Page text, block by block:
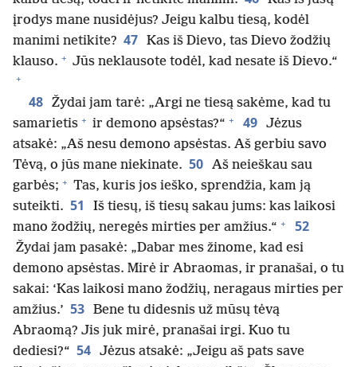
įrodys mane nusidėjus? Jeigu kalbu tiesą, kodėl
manimi netikite? 47 Kas iš Dievo, tas Dievo žodžių
klauso. + Jūs neklausote todėl, kad nesate iš Dievo.“
+
48 Žydai jam tarė: „Argi ne tiesą sakėme, kad tu
samarietis + ir demono apsėstas?“ + 49 Jėzus
atsakė: „Aš nesu demono apsėstas. Aš gerbiu savo
Tėvą, o jūs mane niekinate. 50 Aš neieškau sau
garbės; + Tas, kuris jos ieško, sprendžia, kam ją
suteikti. 51
Iš tiesų, iš tiesų sakau jums: kas laikosi
mano žodžių, neregės mirties per amžius.“ + 52
Žydai jam pasakė: „Dabar mes žinome, kad esi
demono apsėstas. Mirė ir Abraomas, ir pranašai, o tu
sakai: ‘Kas laikosi mano žodžių, neragaus mirties per
amžius.’ 53 Bene tu didesnis už mūsų tėvą
Abraomą? Jis juk mirė, pranašai irgi. Kuo tu
dediesi?“ 54 Jėzus atsakė: „Jeigu aš pats save